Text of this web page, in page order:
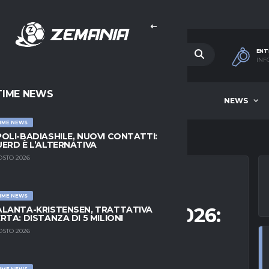
NEWS
NEWS
NEWS
BADIASHILE, NUOVI CONTATTI:
È L’ALTERNATIVA
2026
NEWS
KRISTENSEN, TRATTATIVA
DISTANZA DI 5 MILIONI
2026
COPPA ITALIA 2026: